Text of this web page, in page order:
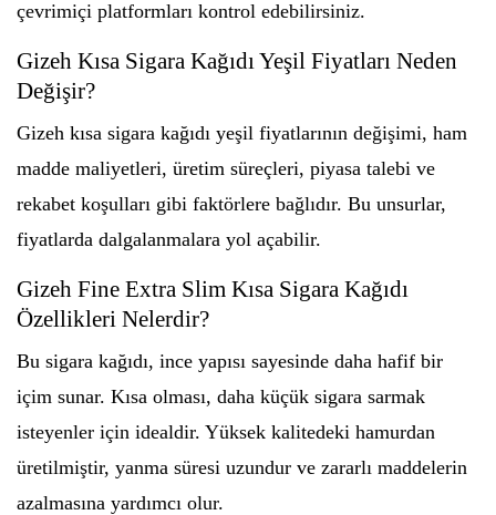
çevrimiçi platformları kontrol edebilirsiniz.
Gizeh Kısa Sigara Kağıdı Yeşil Fiyatları Neden
Değişir?
Gizeh kısa sigara kağıdı yeşil fiyatlarının değişimi, ham
madde maliyetleri, üretim süreçleri, piyasa talebi ve
rekabet koşulları gibi faktörlere bağlıdır. Bu unsurlar,
fiyatlarda dalgalanmalara yol açabilir.
Gizeh Fine Extra Slim Kısa Sigara Kağıdı
Özellikleri Nelerdir?
Bu sigara kağıdı, ince yapısı sayesinde daha hafif bir
içim sunar. Kısa olması, daha küçük sigara sarmak
isteyenler için idealdir. Yüksek kalitedeki hamurdan
üretilmiştir, yanma süresi uzundur ve zararlı maddelerin
azalmasına yardımcı olur.